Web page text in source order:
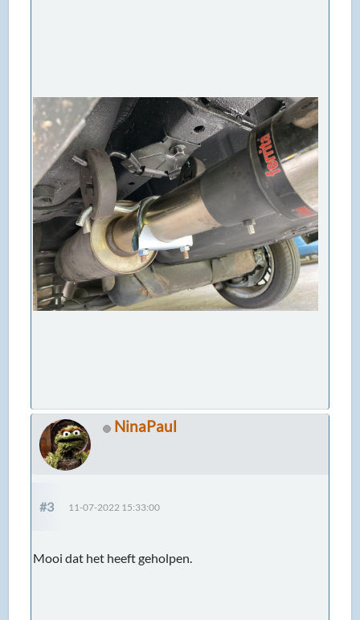
NinaPaul
#3 11-07-2022 15:33:00
Mooi dat het heeft geholpen.